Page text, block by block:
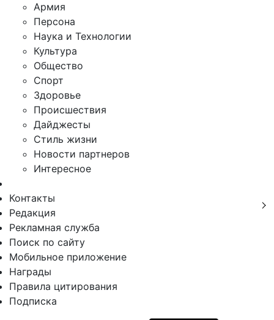
Армия
Персона
Наука и Технологии
Культура
Общество
Спорт
Здоровье
Происшествия
Дайджесты
Стиль жизни
Новости партнеров
Интересное
Контакты
Редакция
Рекламная служба
Поиск по сайту
Мобильное приложение
Награды
Правила цитирования
Подписка